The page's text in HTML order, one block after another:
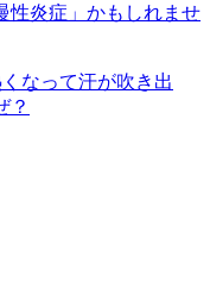
性炎症」かもしれませ